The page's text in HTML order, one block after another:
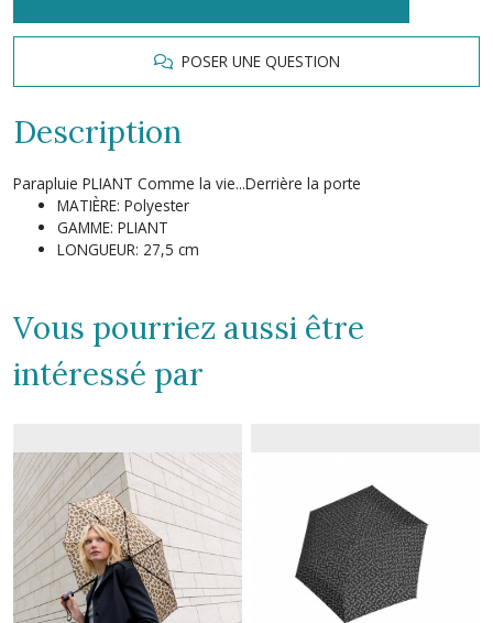
POSER UNE QUESTION
Description
Parapluie PLIANT Comme la vie...Derrière la porte
MATIÈRE: Polyester
GAMME: PLIANT
LONGUEUR: 27,5 cm
Vous pourriez aussi être
intéressé par